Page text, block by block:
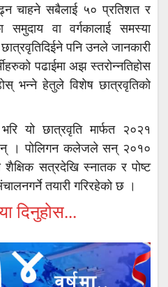
चाहने सबैलाई ५० प्रतिशत र
वा वर्गकालाई समस्या
पनि उनले जानकारी
पढाईमा अझ स्तरोन्नतिहोस
भन्ने हेतुले विशेष छात्रवृतिको
यो छात्रवृति मार्फत २०२१
। पोलिगन कलेजले सन् २०१०
शैक्षिक सत्रदेखि स्नातक र पोष्ट
तयारी गरिरहेको छ ।
दिनुहोस...